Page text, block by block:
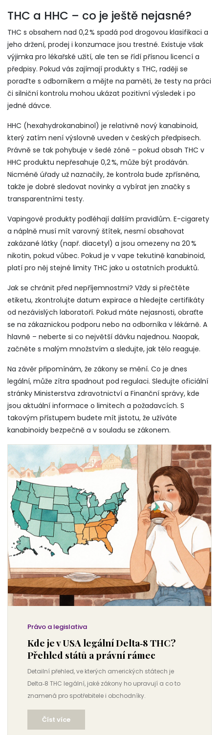
THC a HHC – co je ještě nejasné?
THC s obsahem nad 0,2 % spadá pod drogovou klasifikaci a
jeho držení, prodej i konzumace jsou trestné. Existuje však
výjimka pro lékařské užití, ale ten se řídí přísnou licencí a
předpisy. Pokud vás zajímají produkty s THC, raději se
poraďte s odborníkem a mějte na paměti, že testy na práci
či silniční kontrolu mohou ukázat pozitivní výsledek i po
jedné dávce.
HHC (hexahydrokanabinol) je relativně nový kanabinoid,
který zatím není výslovně uveden v českých předpisech.
Právně se tak pohybuje v šedé zóně – pokud obsah THC v
HHC produktu nepřesahuje 0,2 %, může být prodáván.
Nicméně úřady už naznačily, že kontrola bude zpřísněna,
takže je dobré sledovat novinky a vybírat jen značky s
transparentními testy.
Vapingové produkty podléhají dalším pravidlům. E-cigarety
a náplně musí mít varovný štítek, nesmí obsahovat
zakázané látky (např. diacetyl) a jsou omezeny na 20 %
nikotin, pokud vůbec. Pokud je v vape tekutině kanabinoid,
platí pro něj stejné limity THC jako u ostatních produktů.
Jak se chránit před nepříjemnostmi? Vždy si přečtěte
etiketu, zkontrolujte datum expirace a hledejte certifikáty
od nezávislých laboratoří. Pokud máte nejasnosti, obraťte
se na zákaznickou podporu nebo na odborníka v lékárně. A
hlavně – neberte si co největší dávku najednou. Naopak,
začněte s malým množstvím a sledujte, jak tělo reaguje.
Na závěr připomínám, že zákony se mění. Co je dnes
legální, může zítra spadnout pod regulaci. Sledujte oficiální
stránky Ministerstva zdravotnictví a Finanční správy, kde
jsou aktuální informace o limitech a požadavcích. S
takovým přístupem budete mít jistotu, že užíváte
kanabinoidy bezpečně a v souladu se zákonem.
Právo a legislativa
Kde je v USA legální Delta‑8 THC?
Přehled států a právní rámec
Detailní přehled, ve kterých amerických státech je
Delta‑8 THC legální, jaké zákony ho upravují a co to
znamená pro spotřebitele i obchodníky.
Číst více